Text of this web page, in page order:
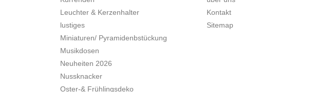
Leuchter & Kerzenhalter
lustiges
Miniaturen/ Pyramidenbstückung
Musikdosen
Neuheiten 2026
Nussknacker
Oster-& Frühlingsdeko
Kontakt
Sitemap